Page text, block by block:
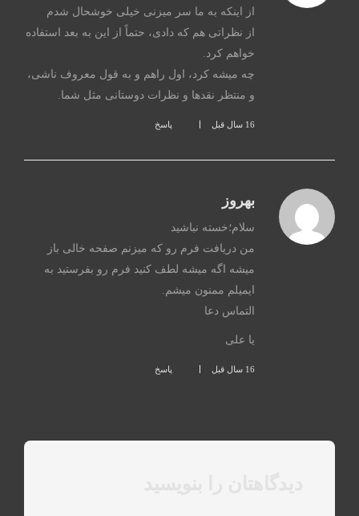
از اینکه به ما سر میزنی خیلی خوشحال شدم
از نظراتی هم که دادی، حتماً از این به بعد استفاده
خواهم کرد.
چه میشه کرد، اول راهم و به قول معروف ناشی،
و منتظر نقدها و نظرات دوستانی مثل شما.
16 سال قبل پاسخ
بهروز
سلام؛خسته نباشید
من دریافت فرم رو که میزنم صفحه خالی باز
میشه اگه میشه لطف کنید فرم رو بفرستید به
ایمیلم ممنون میشم.
التماس دعا
یا علی
16 سال قبل پاسخ